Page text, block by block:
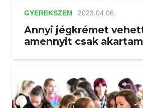
GYEREKSZEM 2023.04.06.
Annyi jégkrémet
amennyit csak akartam